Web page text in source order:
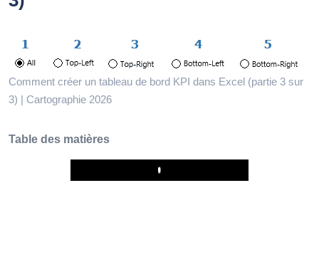
Comment créer un tableau de bord KPI dans Excel (partie 3 sur
3) | Cartographie 2026
Table des matières
Play